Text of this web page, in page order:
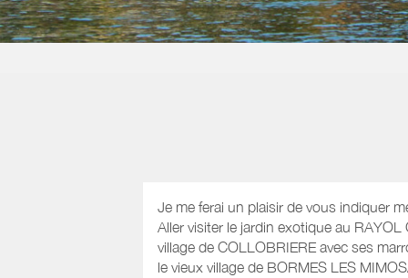
Je me ferai un plaisir de vous indiquer
Aller visiter le jardin exotique au
village de COLLOBRIERE avec ses
le vieux village de BORMES LES